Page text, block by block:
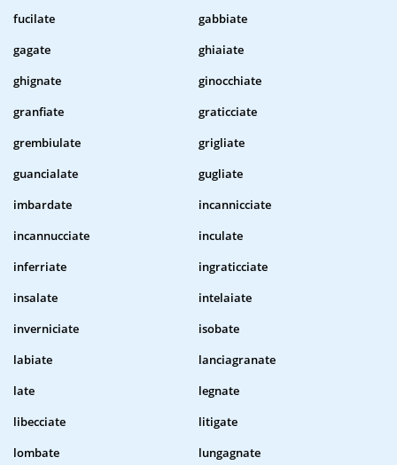
fucilate
gabbiate
gagate
ghiaiate
ghignate
ginocchiate
granfiate
graticciate
grembiulate
grigliate
guancialate
gugliate
imbardate
incannicciate
incannucciate
inculate
inferriate
ingraticciate
insalate
intelaiate
inverniciate
isobate
labiate
lanciagranate
late
legnate
libecciate
litigate
lombate
lungagnate